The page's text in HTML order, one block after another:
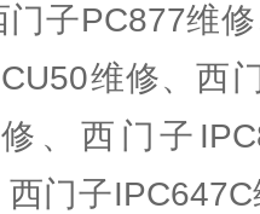
门子PC877维
维修、西
、西门子
门子